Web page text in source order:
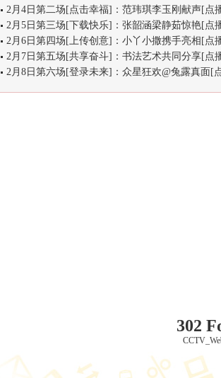
2月4日第二场[点击幸福]：范玮琪李玉刚献声[点
2月5日第三场[下载快乐]：张韶涵梁静茹惊艳[点
2月6日第四场[上传创意]：小丫小撒携手亮相[点
2月7日第五场[共享奋斗]：书法艺术共同分享[点
2月8日第六场[登录未来]：众星狂欢@兔露真面[
302